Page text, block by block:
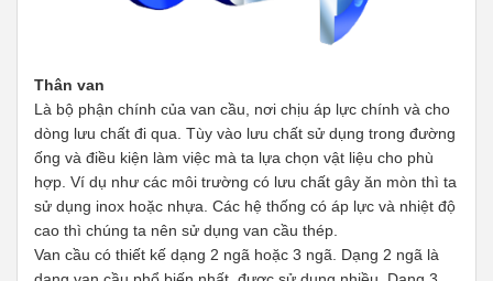
Thân van
Là bộ phận chính của van cầu, nơi chịu áp lực chính và cho
dòng lưu chất đi qua. Tùy vào lưu chất sử dụng trong đường
ống và điều kiện làm việc mà ta lựa chọn vật liệu cho phù
hợp. Ví dụ như các môi trường có lưu chất gây ăn mòn thì ta
sử dụng inox hoặc nhựa. Các hệ thống có áp lực và nhiệt độ
cao thì chúng ta nên sử dụng van cầu thép.
Van cầu có thiết kế dạng 2 ngã hoặc 3 ngã. Dạng 2 ngã là